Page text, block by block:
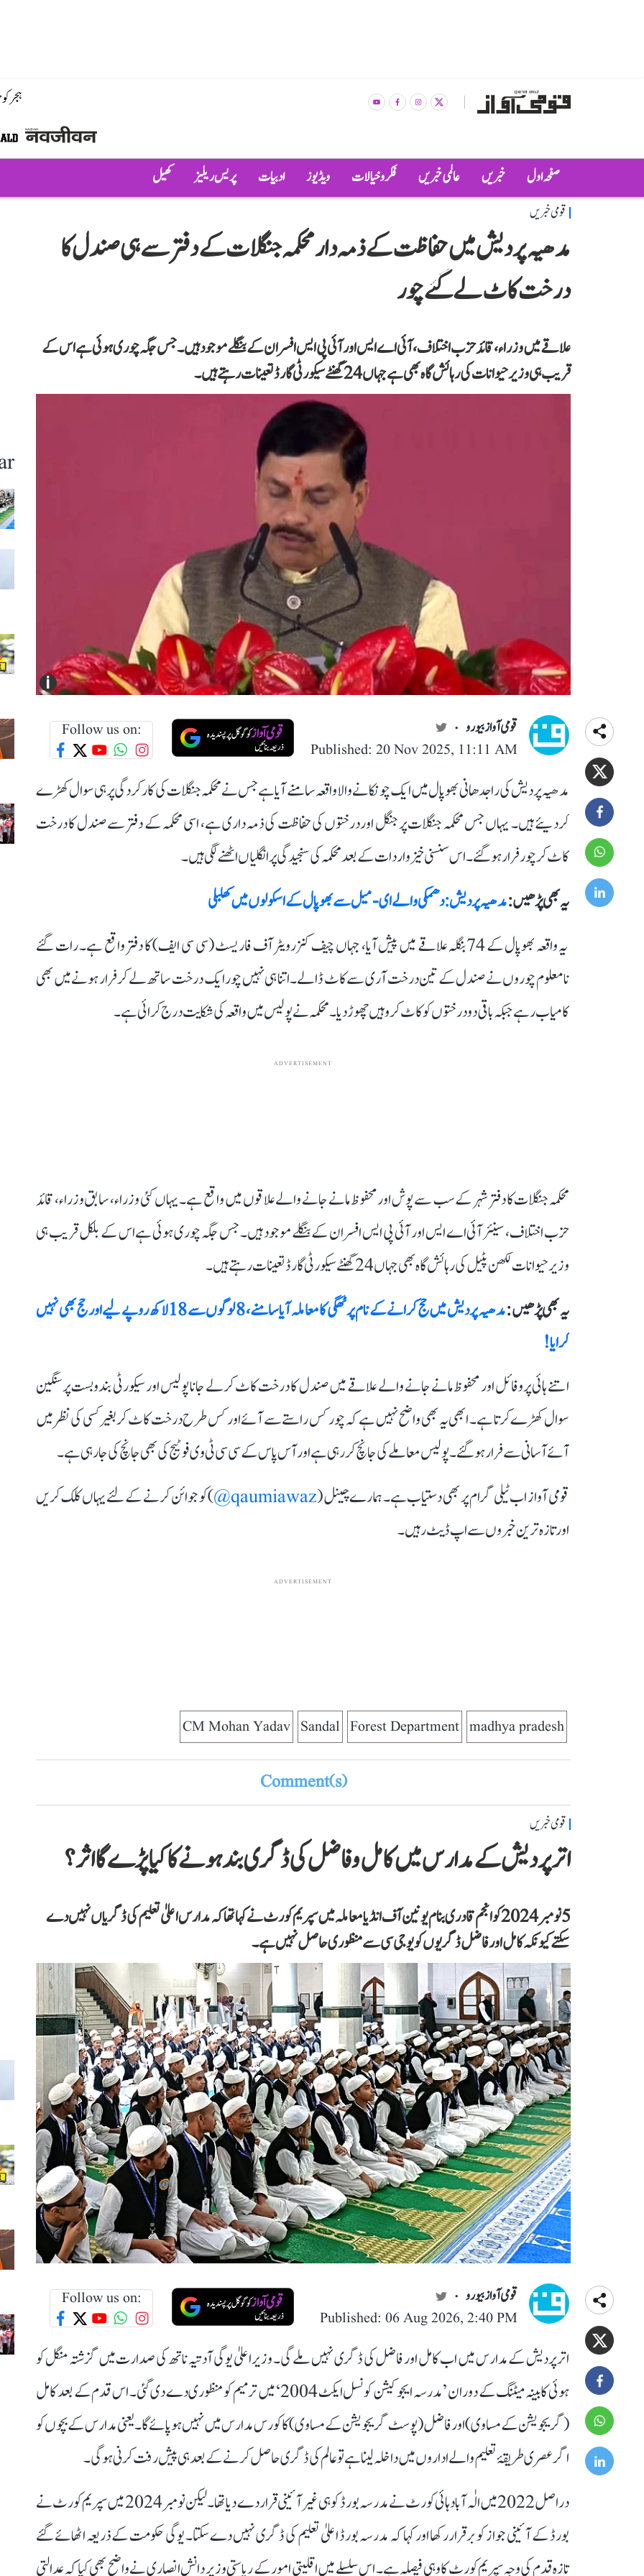
ہجر
صفحہ اول خبریں عالمی خبریں فکر و خیالات ویڈیوز ادبیات پریس ریلیز کھیل
قومی خبریں
مدھیہ پردیش میں حفاظت کے ذمہ دار محکمہ جنگلات کے دفتر سے ہی صندل کا
درخت کاٹ لے گئے چور
علاقے میں وزراء، قائد حزب اختلاف،آئی اے ایس اور آئی پی ایس افسران کے بنگلے موجود ہیں۔ جس جگہ چوری ہوئی ہے اس کے
قریب ہی وزیر حیوانات کی رہائش گاہ بھی ہے جہاں 24 گھنٹے سیکورٹی گارڈ تعینات رہتے ہیں۔
i
قومی آواز بیورو
Published: 20 Nov 2025, 11:11 AM
Follow us on:
مدھیہ پردیش کی راجدھانی بھوپال میں ایک چونکانے والا واقعہ سامنے آیا ہے جس نے محکمہ جنگلات کی کارکردگی پرہی سوال کھڑے
کردیئے ہیں۔ یہاں جس محکمہ جنگلات پر جنگل اوردرختوں کی حفاظت کی ذمہ داری ہے، اسی محکمہ کے دفتر سے صندل کا درخت
کاٹ کر چور فرار ہوگئے۔ اس سنسنی خیز واردات کے بعد محکمہ کی سنجیدگی پر انگلیاں اٹھنے لگی ہیں۔
یہ بھی پڑھیں :مدھیہ پردیش: دھمکی والے ای-میل سے بھوپال کے اسکولوں میں کھلبلی
یہ واقعہ بھوپال کے 74 بنگلہ علاقے میں پیش آیا، جہاں چیف کنزرویٹر آف فاریسٹ (سی سی ایف) کا دفتر واقع ہے۔ رات گئے
نامعلوم چوروں نے صندل کے تین درخت آری سے کاٹ ڈالے۔ اتنا ہی نہیں چور ایک درخت ساتھ لے کر فرار ہونے میں بھی
کامیاب رہے جبکہ باقی دو درختوں کو کاٹ کر وہیں چھوڑ دیا۔ محکمہ نے پولیس میں واقعہ کی شکایت درج کرائی ہے۔
ADVERTISEMENT
محکمہ جنگلات کا دفتر شہر کے سب سے پوش اور محفوظ مانے جانے والے علاقوں میں واقع ہے۔ یہاں کئی وزراء، سابق وزراء، قائد
حزب اختلاف، سینئر آئی اے ایس اور آئی پی ایس افسران کے بنگلے موجود ہیں۔ جس جگہ چوری ہوئی ہے اس کے بلکل قریب ہی
وزیر حیوانات لکھن پٹیل کی رہائش گاہ بھی جہاں 24 گھنٹے سیکورٹی گارڈ تعینات رہتے ہیں۔
یہ بھی پڑھیں :
مدھیہ پردیش میں حج کرانے کے نام پر ٹھگی کا معاملہ آیا سامنے، 8 لوگوں سے 18 لاکھ روپے لیے اور حج بھی نہیں
کرایا!
اتنے ہائی پروفائل اور محفوظ مانے جانے والے علاقے میں صندل کا درخت کاٹ کرلے جانا پولیس اور سیکورٹی بندوبست پر سنگین
سوال کھڑے کرتا ہے۔ ابھی یہ بھی واضح نہیں ہے کہ چور کس راستے سے آئے اور کس طرح درخت کاٹ کر بغیر کسی کی نظر میں
آئے آسانی سے فرار ہوگئے۔ پولیس معاملے کی جانچ کر رہی ہے اور آس پاس کے سی سی ٹی وی فوٹیج کی بھی جانچ کی جا رہی ہے۔
قومی آواز اب ٹیلی گرام پر بھی دستیاب ہے۔ ہمارے چینل (qaumiawaz@
) کو جوائن کرنے کے لئے یہاں کلک کریں
اور تازہ ترین خبروں سے اپ ڈیٹ رہیں۔
ADVERTISEMENT
madhya pradesh
Forest Department
Sandal
CM Mohan Yadav
Comment(s)
قومی خبریں
اتر پردیش کے مدارس میں کامل و فاضل کی ڈگری بند ہونے کا کیا پڑے گا اثر؟
5 نومبر 2024 کو انجم قادری بنام یونین آف انڈیا معاملہ میں سپریم کورٹ نے کہا تھا کہ مدارس اعلیٰ تعلیم کی ڈگریاں نہیں دے
سکتے کیونکہ کامل اور فاضل ڈگریوں کو یو جی سی سے منظوری حاصل نہیں ہے۔
قومی آواز بیورو
Published: 06 Aug 2026, 2:40 PM
Follow us on:
اتر پردیش کے مدارس میں اب کامل اور فاضل کی ڈگری نہیں ملے گی۔ وزیر اعلیٰ یوگی آدتیہ ناتھ کی صدارت میں گزشتہ منگل کو
ہوئی کابینہ میٹنگ کے دوران ’مدرسہ ایجوکیشن کونسل ایکٹ 2004‘ میں ترمیم کو منظوری دے دی گئی۔ اس قدم کے بعد کامل
(گریجویشن کے مساوی) اور فاضل (پوسٹ گریجویشن کے مساوی) کا کورس مدارس میں نہیں ہو پائے گا۔ یعنی مدارس کے بچوں کو
اگر عصری طریقۂ تعلیم والے اداروں میں داخلہ لینا ہے تو عالم کی ڈگری حاصل کرنے کے بعد ہی پیش رفت کرنی ہوگی۔
دراصل 2022 میں الٰہ آباد ہائی کورٹ نے مدرسہ بورڈ کو ہی غیر آئینی قرار دے دیا تھا۔ لیکن نومبر 2024 میں سپریم کورٹ نے
بورڈ کے آئینی جواز کو برقرار رکھا اور کہا کہ مدرسہ بورڈ اعلیٰ تعلیم کی ڈگری نہیں دے سکتا۔ یوگی حکومت کے ذریعہ اٹھائے گئے
تازہ قدم کی وجہ سپریم کورٹ کا وہی فیصلہ ہے۔ اس سلسلے میں اقلیتی امور کے ریاستی وزیر دانش انصاری نے واضح بھی کیا کہ عدالتی